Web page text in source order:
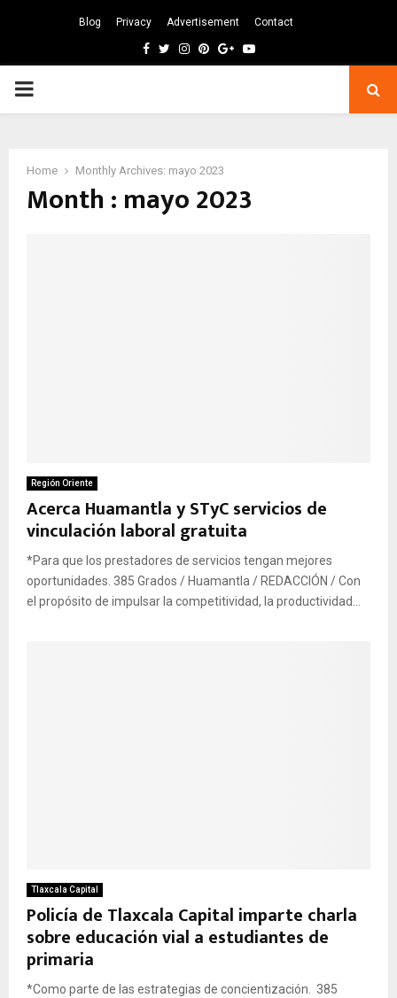
Blog Privacy Advertisement Contact
Facebook
TwitterInstagram
Pinterest
GoogleYoutube
PRIMARY
Home Monthly Archives: mayo 2023
Month : mayo 2023
Región Oriente
Acerca Huamantla y STyC servicios de
vinculación laboral gratuita
*Para que los prestadores de servicios tengan mejores
oportunidades. 385 Grados / Huamantla / REDACCIÓN / Con
el propósito de impulsar la competitividad, la productividad...
Tlaxcala Capital
Policía de Tlaxcala Capital imparte charla
sobre educación vial a estudiantes de
primaria
*Como parte de las estrategias de concientización. 385